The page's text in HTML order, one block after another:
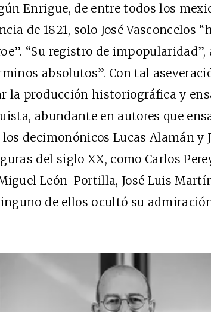
Enrigue, de entre todos los
de 1821, solo José Vasconcelos
“Su registro de
absolutos”. Con tal
la producción historiográfica y
abundante en autores que
los decimonónicos Lucas Alamán y
del siglo XX, como Carlos
León-Portilla, José Luis
de ellos ocultó su